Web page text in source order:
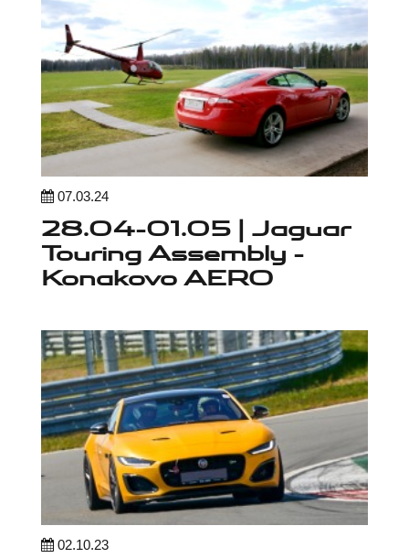
07.03.24
28.04-01.05 | Jaguar
Touring Assembly -
Konakovo AERO
02.10.23